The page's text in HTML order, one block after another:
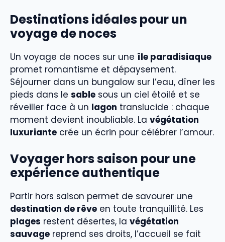
Destinations idéales pour un
voyage de noces
Un voyage de noces sur une île paradisiaque
promet romantisme et dépaysement.
Séjourner dans un bungalow sur l’eau, dîner les
pieds dans le sable sous un ciel étoilé et se
réveiller face à un lagon translucide : chaque
moment devient inoubliable. La végétation
luxuriante crée un écrin pour célébrer l’amour.
Voyager hors saison pour une
expérience authentique
Partir hors saison permet de savourer une
destination de rêve en toute tranquillité. Les
plages restent désertes, la végétation
sauvage reprend ses droits, l’accueil se fait